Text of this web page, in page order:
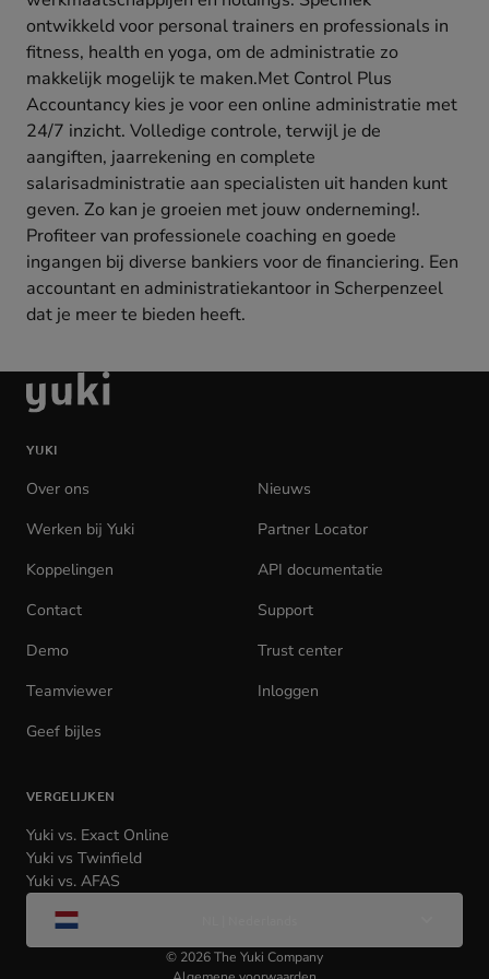
ontwikkeld voor personal trainers en professionals in
fitness, health en yoga, om de administratie zo
makkelijk mogelijk te maken.Met Control Plus
Accountancy kies je voor een online administratie met
24/7 inzicht. Volledige controle, terwijl je de
aangiften, jaarrekening en complete
salarisadministratie aan specialisten uit handen kunt
geven. Zo kan je groeien met jouw onderneming!.
Profiteer van professionele coaching en goede
ingangen bij diverse bankiers voor de financiering. Een
accountant en administratiekantoor in Scherpenzeel
dat je meer te bieden heeft.
Ga
naar
homepage
YUKI
Over ons
Nieuws
Werken bij Yuki
Partner Locator
Koppelingen
API documentatie
Contact
Support
Demo
Trust center
Teamviewer
Inloggen
Geef bijles
VERGELIJKEN
Yuki vs. Exact Online
Yuki vs Twinfield
Yuki vs. AFAS
© 2026The Yuki Company